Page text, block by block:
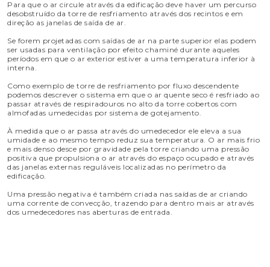
Para que o ar circule através da edificação deve haver um percurso
desobstruído da torre de resfriamento através dos recintos e em
direção as janelas de saída de ar.
Se forem projetadas com saídas de ar na parte superior elas podem
ser usadas para ventilação por efeito chaminé durante aqueles
períodos em que o ar exterior estiver a uma temperatura inferior à
interna.
Como exemplo de torre de resfriamento por fluxo descendente
podemos descrever o sistema em que o ar quente seco é resfriado ao
passar através de respiradouros no alto da torre cobertos com
almofadas umedecidas por sistema de gotejamento.
À medida que o ar passa através do umedecedor ele eleva a sua
umidade e ao mesmo tempo reduz sua temperatura. O ar mais frio
e mais denso desce por gravidade pela torre criando uma pressão
positiva que propulsiona o ar através do espaço ocupado e através
das janelas externas reguláveis localizadas no perímetro da
edificação.
Uma pressão negativa é também criada nas saídas de ar criando
uma corrente de convecção, trazendo para dentro mais ar através
dos umedecedores nas aberturas de entrada.